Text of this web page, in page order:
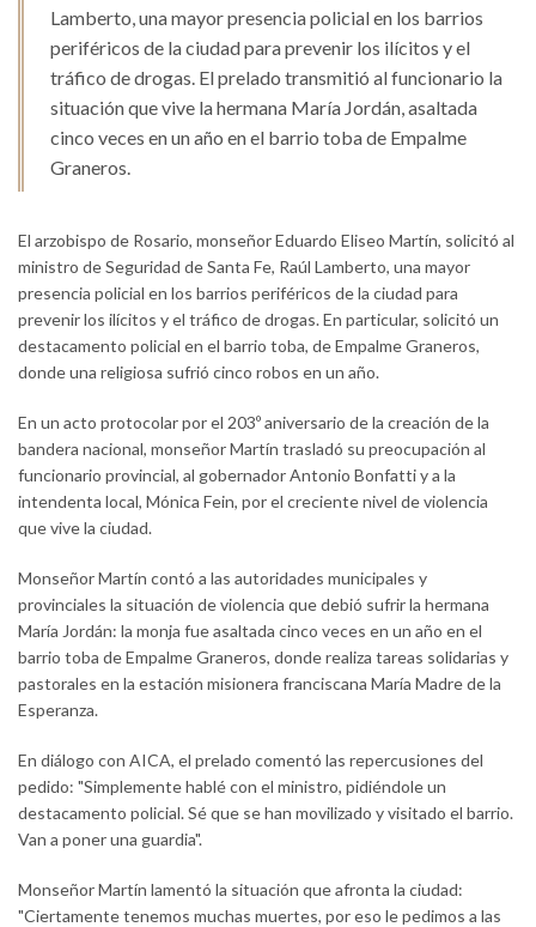
Lamberto, una mayor presencia policial en los barrios
periféricos de la ciudad para prevenir los ilícitos y el
tráfico de drogas. El prelado transmitió al funcionario la
situación que vive la hermana María Jordán, asaltada
cinco veces en un año en el barrio toba de Empalme
Graneros.
El arzobispo de Rosario, monseñor Eduardo Eliseo Martín, solicitó al
ministro de Seguridad de Santa Fe, Raúl Lamberto, una mayor
presencia policial en los barrios periféricos de la ciudad para
prevenir los ilícitos y el tráfico de drogas. En particular, solicitó un
destacamento policial en el barrio toba, de Empalme Graneros,
donde una religiosa sufrió cinco robos en un año.
En un acto protocolar por el 203º aniversario de la creación de la
bandera nacional, monseñor Martín trasladó su preocupación al
funcionario provincial, al gobernador Antonio Bonfatti y a la
intendenta local, Mónica Fein, por el creciente nivel de violencia
que vive la ciudad.
Monseñor Martín contó a las autoridades municipales y
provinciales la situación de violencia que debió sufrir la hermana
María Jordán: la monja fue asaltada cinco veces en un año en el
barrio toba de Empalme Graneros, donde realiza tareas solidarias y
pastorales en la estación misionera franciscana María Madre de la
Esperanza.
En diálogo con AICA, el prelado comentó las repercusiones del
pedido: "Simplemente hablé con el ministro, pidiéndole un
destacamento policial. Sé que se han movilizado y visitado el barrio.
Van a poner una guardia".
Monseñor Martín lamentó la situación que afronta la ciudad:
"Ciertamente tenemos muchas muertes, por eso le pedimos a las